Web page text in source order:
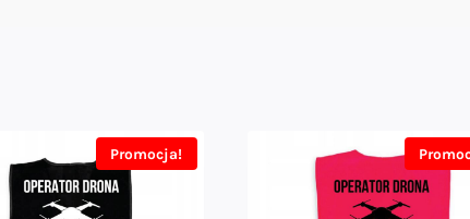
Promocja!